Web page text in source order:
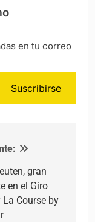
en tu correo
Suscribirse
gran
en el Giro
La Course by